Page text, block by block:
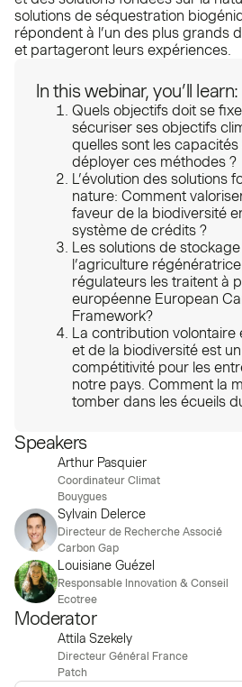
solutions de séquestration
répondent à l’un des plus grands
et partageront leurs expériences.
In this webinar, you’ll learn:
Quels objectifs doit se
sécuriser ses objectifs
quelles sont les
déployer ces méthodes ?
L’évolution des solutions
nature: Comment
faveur de la biodiversité
système de crédits ?
Les solutions de
l’agriculture
régulateurs les traitent à
européenne European
Framework?
La contribution volontaire
et de la biodiversité est
compétitivité pour les
notre pays. Comment la
tomber dans les écueils
Speakers
Arthur Pasquier
Coordinateur Climat
Bouygues
Sylvain Delerce
Directeur de Recherche Associé
Carbon Gap
Louisiane Guézel
Responsable Innovation & Conseil
Ecotree
Moderator
Attila Szekely
Directeur Général France
Patch